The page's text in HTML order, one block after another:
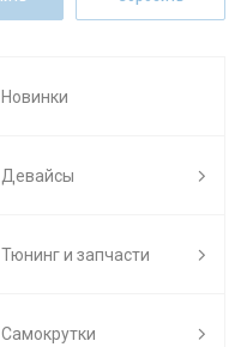
Новинки
Девайсы
Тюнинг и запчасти
Самокрутки